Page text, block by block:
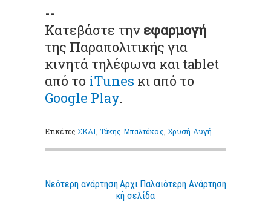
--
Κατεβάστε την εφαρμογή
της Παραπολιτικής για
κινητά τηλέφωνα και tablet
από το iTunes κι από το
Google Play.
Ετικέτες ΣΚΑΙ Τάκης Μπαλτάκος Χρυσή Αυγή
Νεότερη ανάρτηση Παλαιότερη Ανάρτηση
Αρχι
κή σελίδα